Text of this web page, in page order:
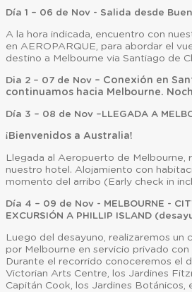
Día 1 – 06 de Nov - Salida desde
A la hora indicada, encuentro con
en AEROPARQUE, para abordar el
destino a Melbourne via Santiago de
Dia 2 – 07 de Nov – Conexión en
continuamos hacia Melbourne.
Día 3 – 08 de Nov –LLEGADA A
¡Bienvenidos a Australia!
Llegada al Aeropuerto de Melbourne,
nuestro hotel. Alojamiento con
momento del arribo (Early check in
Día 4 – 09 de Nov - MELBOURNE -
EXCURSIÓN A PHILLIP ISLAND
Luego del desayuno, realizaremos un
por Melbourne en servicio privado con
Durante el recorrido conoceremos el
Victorian Arts Centre, los Jardines
Capitán Cook, los Jardines Botánicos,